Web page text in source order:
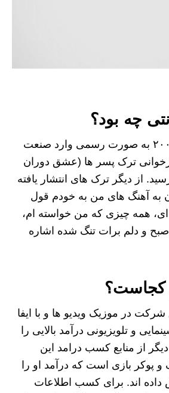
چه بود؟
این چهره در سال ۲۰۰۶ به صورت رسمی وارد صنعت
ترک پسر ها (عشق دوران
از دیگر ترک های انتشار یافته
به آهنگ های من به خودم قول
ای، همه چیزی که من خواسته ام،
و دلم برات تنگ شده اشاره
کجاست؟
شرکت در موزیک ویدیو ها و با ایفا
و تلویزیونی درآمد بالایی را
از منابع کسب درامد این
پوکر بازی است که درآمد او را
اند. برای کسب اطلاعات